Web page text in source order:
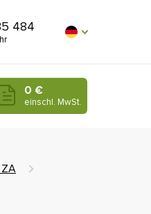
484
0 €
einschl. MwSt.